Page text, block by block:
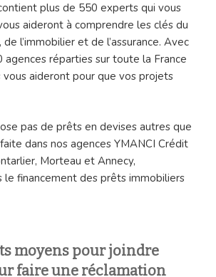
plus de 550 experts qui vous
aideront à comprendre les clés du
l’immobilier et de l’assurance. Avec
agences réparties sur toute la France
vous aideront pour que vos projets
pas de prêts en devises autres que
dans nos agences YMANCI Crédit
Morteau et Annecy,
le financement des prêts immobiliers
moyens pour joindre
faire une réclamation